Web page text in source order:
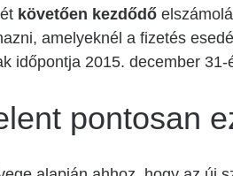
követően kezdődő
amelyeknél a fizetés
időpontja 2015. december 31-
pontosan